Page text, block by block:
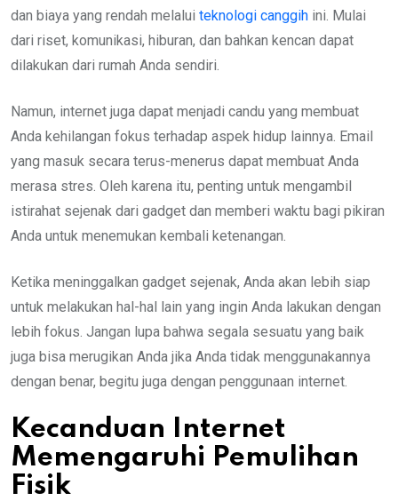
dan biaya yang rendah melalui teknologi canggih ini. Mulai
dari riset, komunikasi, hiburan, dan bahkan kencan dapat
dilakukan dari rumah Anda sendiri.
Namun, internet juga dapat menjadi candu yang membuat
Anda kehilangan fokus terhadap aspek hidup lainnya. Email
yang masuk secara terus-menerus dapat membuat Anda
merasa stres. Oleh karena itu, penting untuk mengambil
istirahat sejenak dari gadget dan memberi waktu bagi pikiran
Anda untuk menemukan kembali ketenangan.
Ketika meninggalkan gadget sejenak, Anda akan lebih siap
untuk melakukan hal-hal lain yang ingin Anda lakukan dengan
lebih fokus. Jangan lupa bahwa segala sesuatu yang baik
juga bisa merugikan Anda jika Anda tidak menggunakannya
dengan benar, begitu juga dengan penggunaan internet.
Kecanduan Internet
Memengaruhi Pemulihan
Fisik